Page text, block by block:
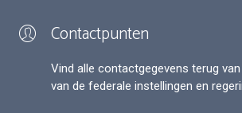
Contactpunten
Vind alle contactgegevens terug
van de federale instellingen en